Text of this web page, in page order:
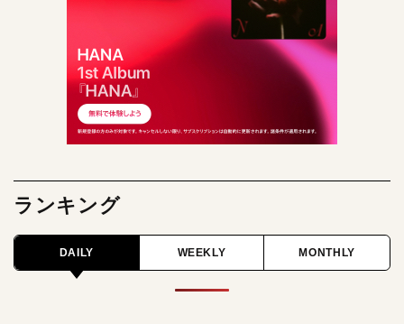
ランキング
DAILY WEEKLY MONTHLY